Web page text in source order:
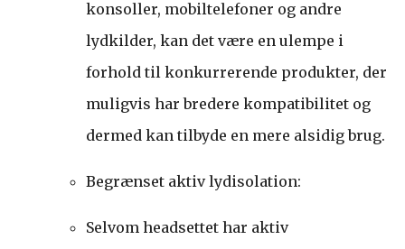
konsoller, mobiltelefoner og andre
lydkilder, kan det være en ulempe i
forhold til konkurrerende produkter, der
muligvis har bredere kompatibilitet og
dermed kan tilbyde en mere alsidig brug.
Begrænset aktiv lydisolation:
Selvom headsettet har aktiv